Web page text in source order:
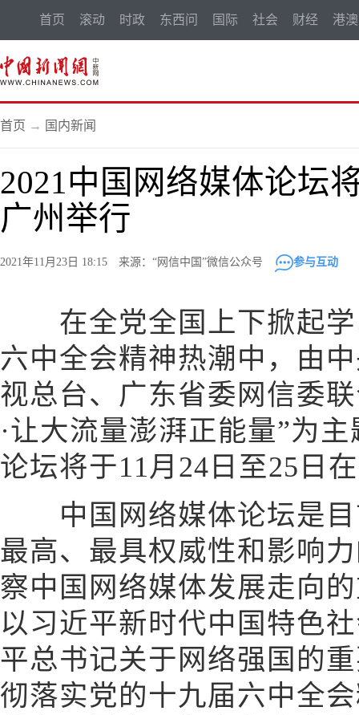
首页 滚动 时政 东西问 国际 社会 财经 港澳
首页 → 国内新闻
2021中国网络媒体论坛
广州举行
2021年11月23日 18:15 来源：“网信中国”微信公众号 参与互动
在全党全国上下掀起学
六中全会精神热潮中，由
视总台、广东省委网信委
·让大流量澎湃正能量”为
论坛将于11月24日至25日
中国网络媒体论坛是目
最高、最具权威性和影响
察中国网络媒体发展走向
以习近平新时代中国特色
平总书记关于网络强国的
彻落实党的十九届六中全